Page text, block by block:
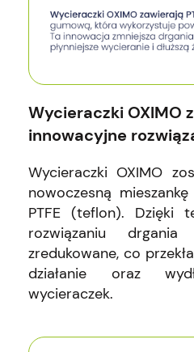
Wycieraczki OXIMO
innowacyjne
Wycieraczki OXIMO
nowoczesną
PTFE (teflon). Dzięki
rozwiązaniu
zredukowane, co
działanie oraz
wycieraczek.